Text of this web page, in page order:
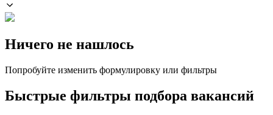
Ничего не нашлось
Попробуйте изменить формулировку или фильтры
Быстрые фильтры подбора вакансий